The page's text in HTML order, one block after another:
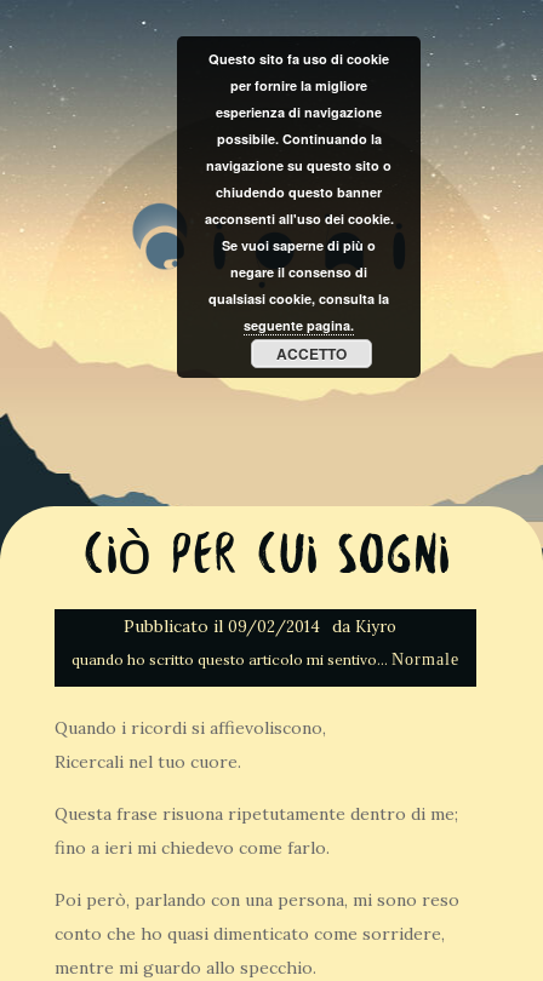
Ciò per cui sogni
Pubblicato il 09/02/2014 da Kiyro
Normale
Quando i ricordi si affievoliscono,
Ricercali nel tuo cuore.
Questa frase risuona ripetutamente dentro di me;
fino a ieri mi chiedevo come farlo.
Poi però, parlando con una persona, mi sono reso
conto che ho quasi dimenticato come sorridere,
mentre mi guardo allo specchio.
Questo sito fa uso di cookie
per fornire la migliore
esperienza di navigazione
possibile. Continuando la
navigazione su questo sito o
chiudendo questo banner
acconsenti all'uso dei cookie.
Se vuoi saperne di più o
negare il consenso di
qualsiasi cookie, consulta la
seguente pagina.
ACCETTO